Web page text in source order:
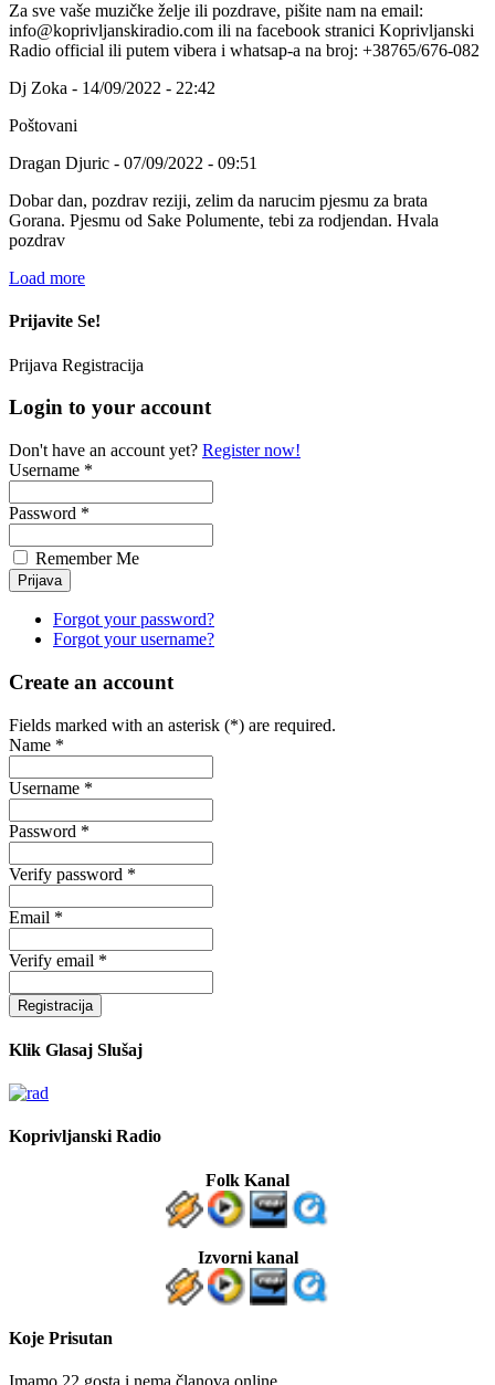
Za sve vaše muzičke želje ili pozdrave, pišite nam na email:
info@koprivljanskiradio.com ili na facebook stranici Koprivljanski
Radio official ili putem vibera i whatsap-a na broj: +38765/676-082
Dj Zoka - 14/09/2022 - 22:42
Poštovani
Dragan Djuric - 07/09/2022 - 09:51
Dobar dan, pozdrav reziji, zelim da narucim pjesmu za brata
Gorana. Pjesmu od Sake Polumente, tebi za rodjendan. Hvala
pozdrav
Load more
Prijavite Se!
Prijava Registracija
Login to your account
Don't have an account yet? Register now!
Username *
Password *
Remember Me
Forgot your password?
Forgot your username?
Create an account
Fields marked with an asterisk (*) are required.
Name *
Username *
Password *
Verify password *
Email *
Verify email *
Registracija
Klik Glasaj Slušaj
Koprivljanski Radio
Folk Kanal
Izvorni kanal
Koje Prisutan